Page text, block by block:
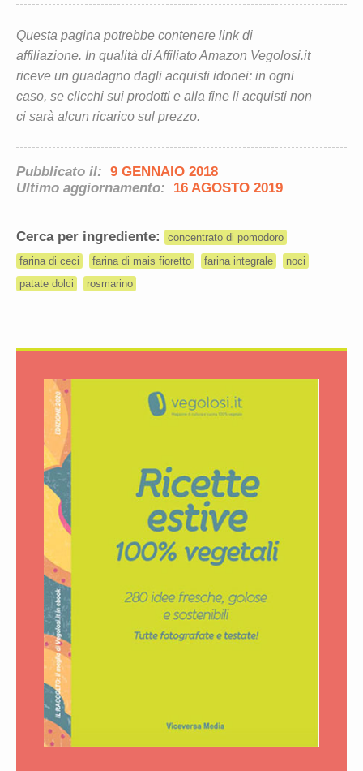
Questa pagina potrebbe contenere link di
affiliazione. In qualità di Affiliato Amazon Vegolosi.it
riceve un guadagno dagli acquisti idonei: in ogni
caso, se clicchi sui prodotti e alla fine li acquisti non
ci sarà alcun ricarico sul prezzo.
Pubblicato il: 9 GENNAIO 2018
Ultimo aggiornamento:
16 AGOSTO 2019
Cerca per ingrediente:
concentrato di pomodoro
farina di ceci
farina di mais fioretto farina integrale
noci
patate dolci
rosmarino